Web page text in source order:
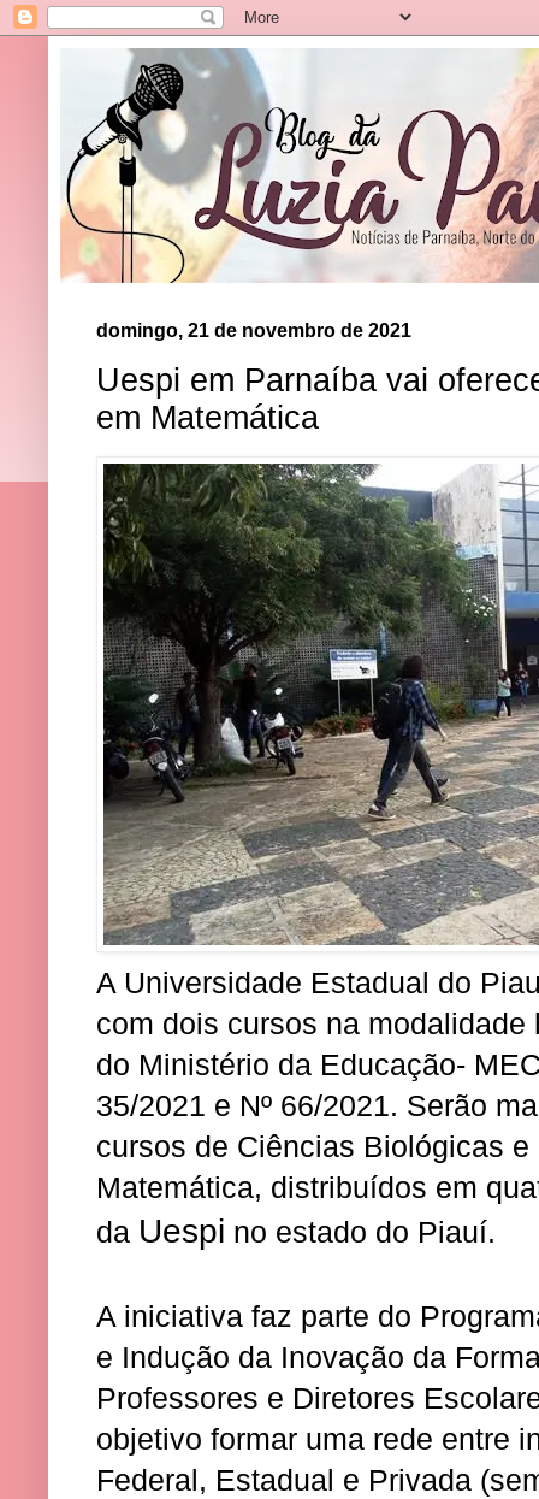
domingo, 21 de novembro de 2021
Uespi em Parnaíba vai
em Matemática
A Universidade Estadual do
com dois cursos na
do Ministério da Educação-
35/2021 e Nº 66/2021. Serão
cursos de Ciências Biológicas
Matemática, distribuídos em
da Uespi no estado do Piauí.
A iniciativa faz parte do
e Indução da Inovação da
Professores e Diretores
objetivo formar uma rede entre
Federal, Estadual e Privada